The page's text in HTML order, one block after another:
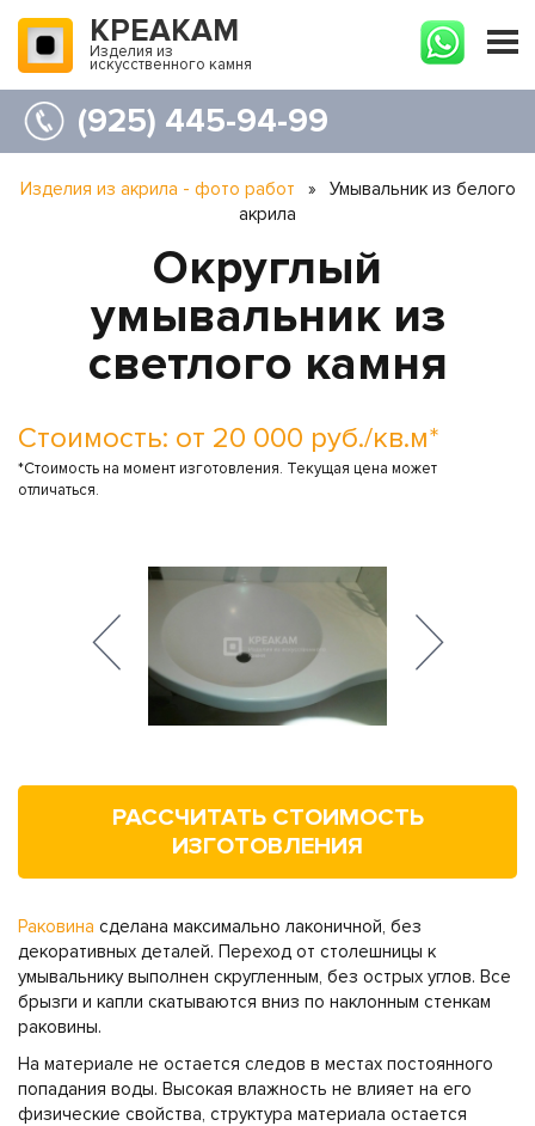
КРЕАКАМ
Изделия из
искусственного камня
(925) 445-94-99
Изделия из акрила - фото работ »
Умывальник из белого
акрила
Округлый
умывальник из
светлого камня
Стоимость: от 20 000 руб./кв.м*
*Стоимость на момент изготовления. Текущая цена может
отличаться.
РАССЧИТАТЬ СТОИМОСТЬ
ИЗГОТОВЛЕНИЯ
Раковина сделана максимально лаконичной, без
декоративных деталей. Переход от столешницы к
умывальнику выполнен скругленным, без острых углов. Все
брызги и капли скатываются вниз по наклонным стенкам
раковины.
На материале не остается следов в местах постоянного
попадания воды. Высокая влажность не влияет на его
физические свойства, структура материала остается